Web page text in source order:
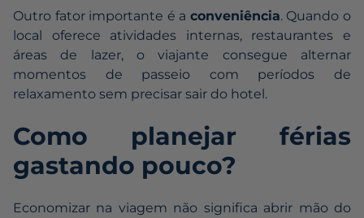
Outro fator importante é a conveniência. Quando o
local oferece atividades internas, restaurantes e
áreas de lazer, o viajante consegue alternar
momentos de passeio com períodos de
relaxamento sem precisar sair do hotel.
Como planejar férias
gastando pouco?
Economizar na viagem não significa abrir mão do